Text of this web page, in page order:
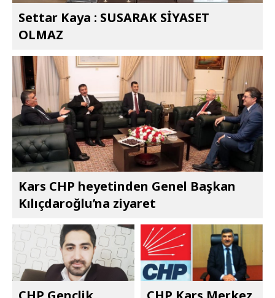
Settar Kaya : SUSARAK SİYASET
OLMAZ
Kars CHP heyetinden Genel Başkan
Kılıçdaroğlu’na ziyaret